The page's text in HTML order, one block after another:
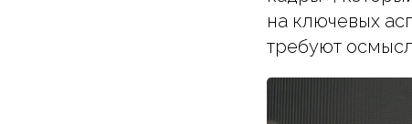
на ключевых
требуют